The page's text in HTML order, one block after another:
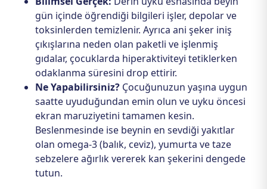
gün içinde öğrendiği bilgileri işler, depolar ve
toksinlerden temizlenir. Ayrıca ani şeker iniş
çıkışlarına neden olan paketli ve işlenmiş
gıdalar, çocuklarda hiperaktiviteyi tetiklerken
odaklanma süresini drop ettirir.
Ne Yapabilirsiniz? Çocuğunuzun yaşına uygun
saatte uyuduğundan emin olun ve uyku öncesi
ekran maruziyetini tamamen kesin.
Beslenmesinde ise beynin en sevdiği yakıtlar
olan omega-3 (balık, ceviz), yumurta ve taze
sebzelere ağırlık vererek kan şekerini dengede
tutun.